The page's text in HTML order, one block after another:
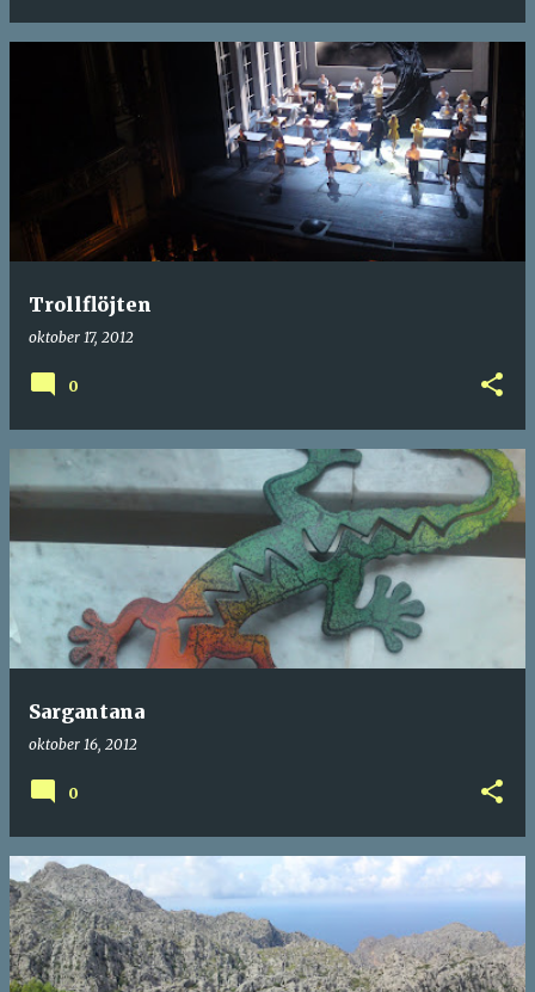
Trollflöjten
oktober 17, 2012
0
Sargantana
oktober 16, 2012
0